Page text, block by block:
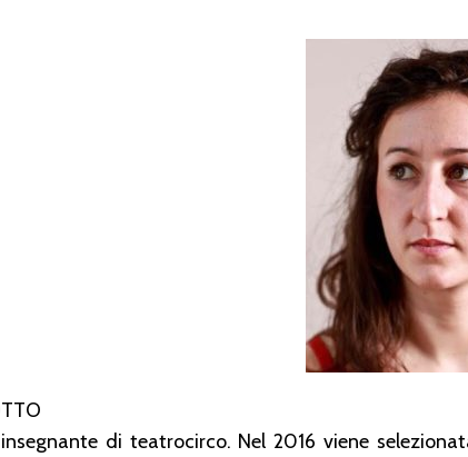
di teatrocirco. Nel 2016 viene